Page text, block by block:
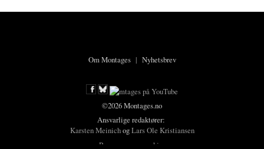
Om Montages| Nyhetsbrev
©2026 Montages.no
Ansvarlige redaktører:
Karsten MeinichogLars Ole Kristiansen
Personvern og cookies